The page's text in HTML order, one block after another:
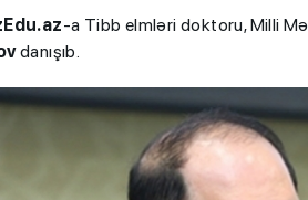
-a Tibb elmləri doktoru, Milli
danışıb.